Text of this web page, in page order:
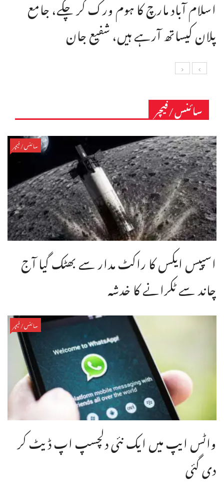
اسلام آباد مارچ کا ہوم ورک کر چکے، جامع
پلان کیساتھ آرہے ہیں، شفیع جان
سائنس/فیچر
سائنس/فیچر
اسپیس ایکس کا راکٹ مدار سے بھٹک گیا آج
چاند سے ٹکرانے کا خدشہ
سائنس/فیچر
واٹس ایپ میں ایک نئی دلچسپ اپ ڈیٹ کر
دی گئی